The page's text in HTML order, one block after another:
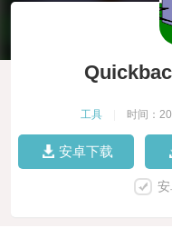
工具 时间：
安卓下载